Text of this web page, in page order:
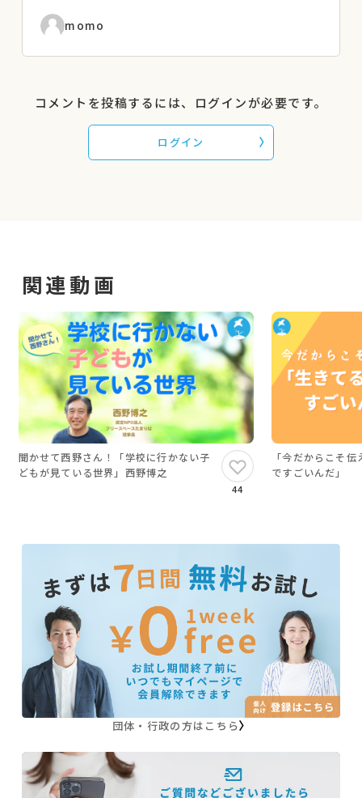
momo
コメントを投稿するには、ログインが必要です。
ログイン
関連動画
聞かせて西野さん！「学校に行かない子
どもが見ている世界」西野博之
44
「今だからこそ
ですごいんだ」
団体・行政の方はこちら